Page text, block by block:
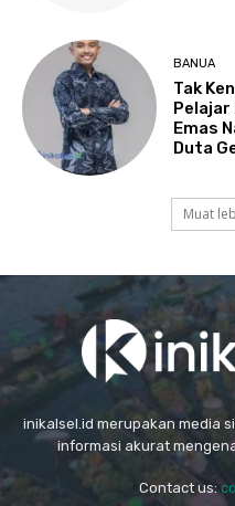
BANUA
Tak
Pelajar
Emas
Duta
Muat
inikalsel.id merupakan media
informasi akurat
Contact us: